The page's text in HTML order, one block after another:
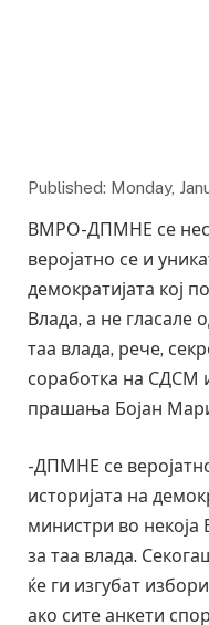
Published: Monday,
ВМРО-ДПМНЕ се
веројатно се и
демократијата кој
Влада, а не гласале
таа влада, рече,
соработка на СДСМ
прашања Бојан
-ДПМНЕ се
историјата на
министри во некоја
за таа влада.
ќе ги изгубат
ако сите анкети